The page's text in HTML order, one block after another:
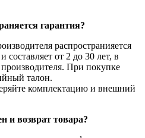
гарантия?
распространияется
составляет от 2 до 30 лет, в
При покупке
талон.
комплектацию и внешний
и возврат товара?